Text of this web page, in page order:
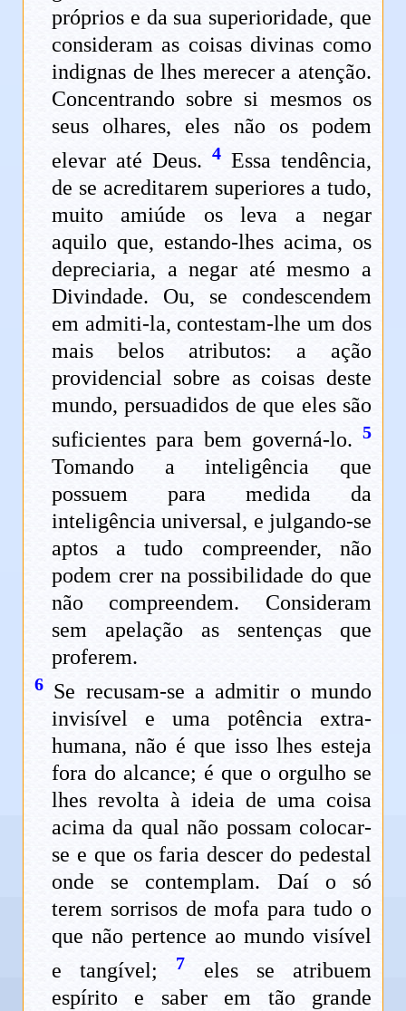
próprios e da sua superioridade, que
consideram as coisas divinas como
indignas de lhes merecer a atenção.
Concentrando sobre si mesmos os
seus olhares, eles não os podem
elevar até Deus. 4Essa tendência,
de se acreditarem superiores a tudo,
muito amiúde os leva a negar
aquilo que, estando-lhes acima, os
depreciaria, a negar até mesmo a
Divindade. Ou, se condescendem
em admiti-la, contestam-lhe um dos
mais belos atributos: a ação
providencial sobre as coisas deste
mundo, persuadidos de que eles são
suficientes para bem governá-lo. 5
Tomando a inteligência que
possuem para medida da
inteligência universal, e julgando-se
aptos a tudo compreender, não
podem crer na possibilidade do que
não compreendem. Consideram
sem apelação as sentenças que
proferem.
6 Se recusam-se a admitir o mundo
invisível e uma potência extra-
humana, não é que isso lhes esteja
fora do alcance; é que o orgulho se
lhes revolta à ideia de uma coisa
acima da qual não possam colocar-
se e que os faria descer do pedestal
onde se contemplam. Daí o só
terem sorrisos de mofa para tudo o
que não pertence ao mundo visível
e tangível;
7
eles se atribuem
espírito e saber em tão grande